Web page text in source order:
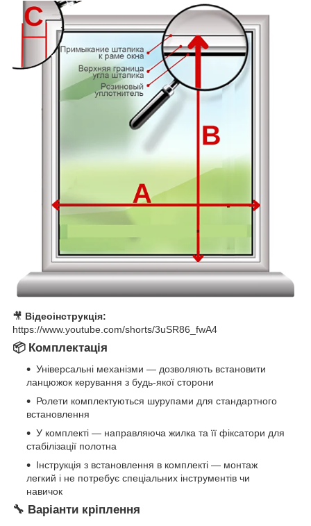
🎥 Відеоінструкція:
https://www.youtube.com/shorts/3uSR86_fwA4
📦 Комплектація
Універсальні механізми — дозволяють встановити
ланцюжок керування з будь-якої сторони
Ролети комплектуються шурупами для стандартного
встановлення
У комплекті — направляюча жилка та її фіксатори для
стабілізації полотна
Інструкція з встановлення в комплекті — монтаж
легкий і не потребує спеціальних інструментів чи
навичок
🔧 Варіанти кріплення